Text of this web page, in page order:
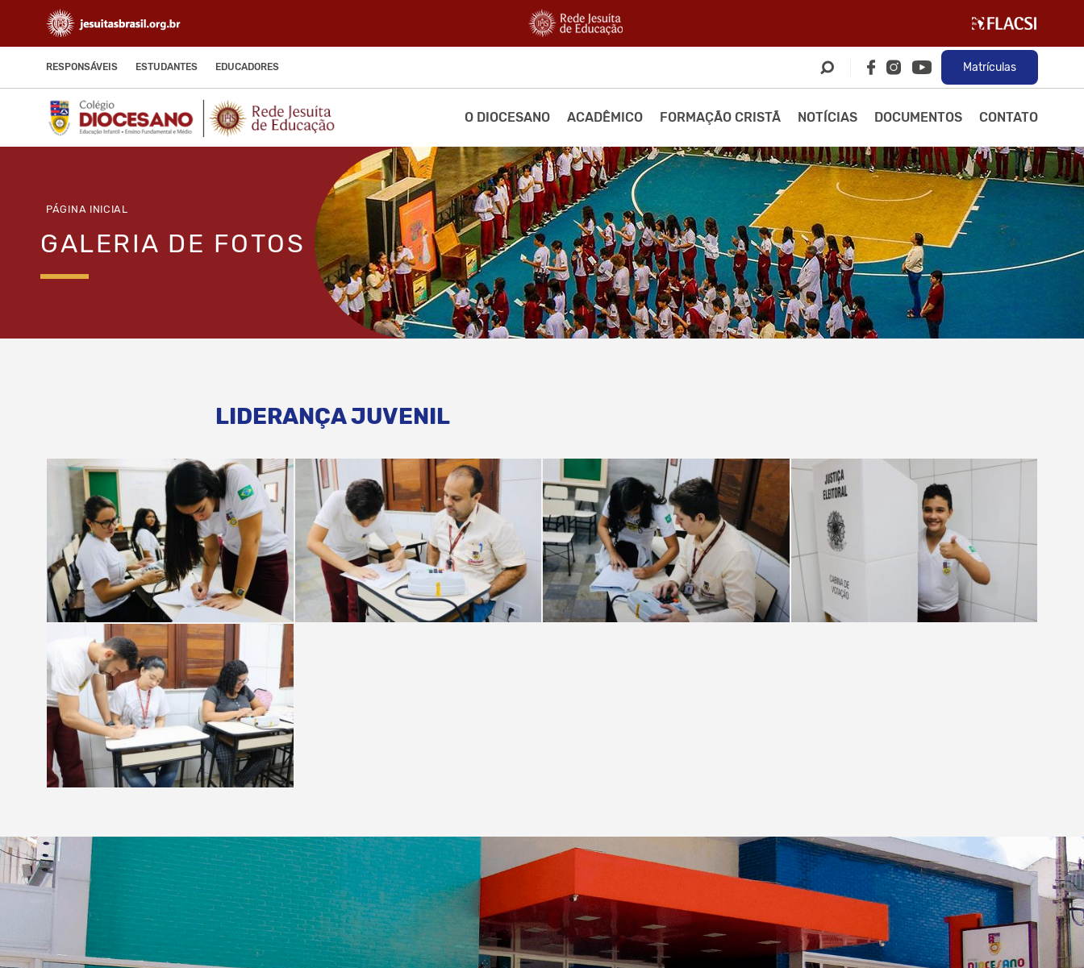
RESPONSÁVEIS ESTUDANTES EDUCADORES Matrículas
O DIOCESANO ACADÊMICO FORMAÇÃO CRISTÃ NOTÍCIAS DOCUMENTOS CONTATO
PÁGINA INICIAL
GALERIA DE FOTOS
LIDERANÇA JUVENIL